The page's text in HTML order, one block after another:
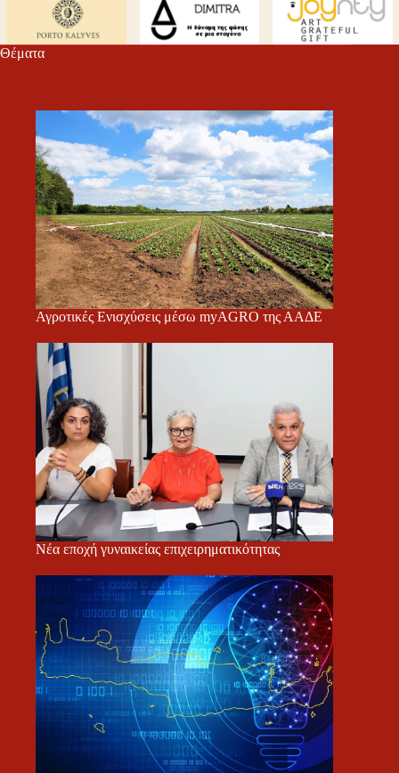
εί
τε
Θέματα
Αγροτικές Ενισχύσεις μέσω myAGRO της ΑΑΔΕ
Νέα εποχή γυναικείας επιχειρηματικότητας